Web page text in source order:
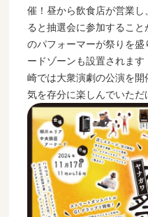
催！昼から飲食店が営業
ると抽選会に参加すること
のパフォーマーが祭りを
ードゾーンも設置されま
崎では大衆演劇の公演を
気を存分に楽しんでいただ